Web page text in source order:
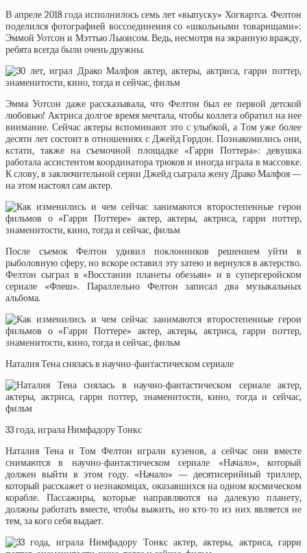
В апреле 2018 года исполнилось семь лет «выпуску» Хогвартса. Фелтон
поделился фотографией воссоединения со «школьными товарищами»:
Эммой Уотсон и Мэттью Льюисом. Ведь, несмотря на экранную вражду,
ребята всегда были очень дружны.
Эмма Уотсон даже рассказывала, что Фелтон был ее первой детской
любовью! Актриса долгое время мечтала, чтобы коллега обратил на нее
внимание. Сейчас актеры вспоминают это с улыбкой, а Том уже более
десяти лет состоит в отношениях с Джейд Гордон. Познакомились они,
кстати, также на съемочной площадке «Гарри Поттера»: девушка
работала ассистентом координатора трюков и иногда играла в массовке.
К слову, в заключительной серии Джейд сыграла жену Драко Малфоя —
на этом настоял сам актер.
После съемок Фелтон удивил поклонников решением уйти в
рыболовную сферу, но вскоре оставил эту затею и вернулся в актерство.
Фелтон сыграл в «Восстании планеты обезьян» и в супергеройском
сериале «Флеш». Параллельно Фелтон записал два музыкальных
альбома.
Наталия Тена снялась в научно-фантастическом сериале
33 года, играла Нимфадору Тонкс
Наталия Тена и Том Фелтон играли кузенов, а сейчас они вместе
снимаются в научно-фантастическом сериале «Начало», который
должен выйти в этом году. «Начало» — десятисерийный триллер,
который расскажет о незнакомцах, оказавшихся на одном космическом
корабле. Пассажиры, которые направляются на далекую планету,
должны работать вместе, чтобы выжить, но кто-то из них является не
тем, за кого себя выдает.